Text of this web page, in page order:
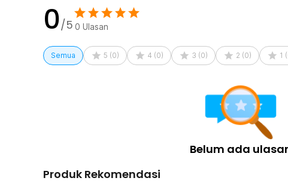
0/5 0 Ulasan
Semua 5 (0) 4 (0) 3 (0) 2 (0) 1 (
Belum ada
Produk Rekomendasi